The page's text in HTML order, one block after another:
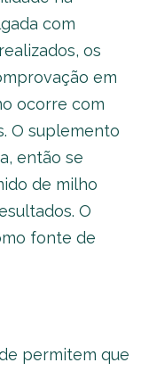
com
os
em
ocorre com
O suplemento
então se
de milho
O
fonte de
permitem que